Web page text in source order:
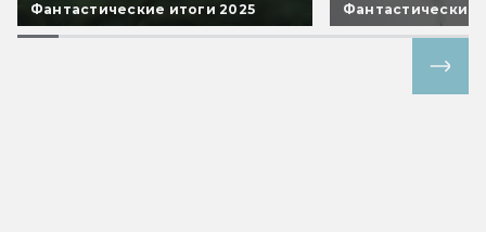
Фантастические итоги 2025 Фантастические